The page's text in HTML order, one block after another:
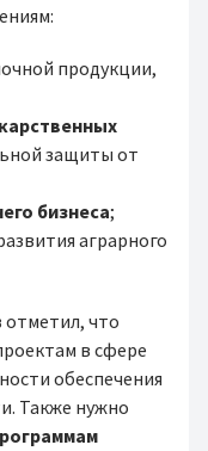
продукции,
защиты от
бизнеса;
аграрного
отметил, что
в сфере
обеспечения
Также нужно